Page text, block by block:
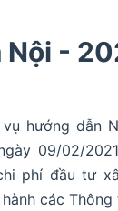
Nội -
hướng dẫn
09/02/
phí đầu tư
các Thông